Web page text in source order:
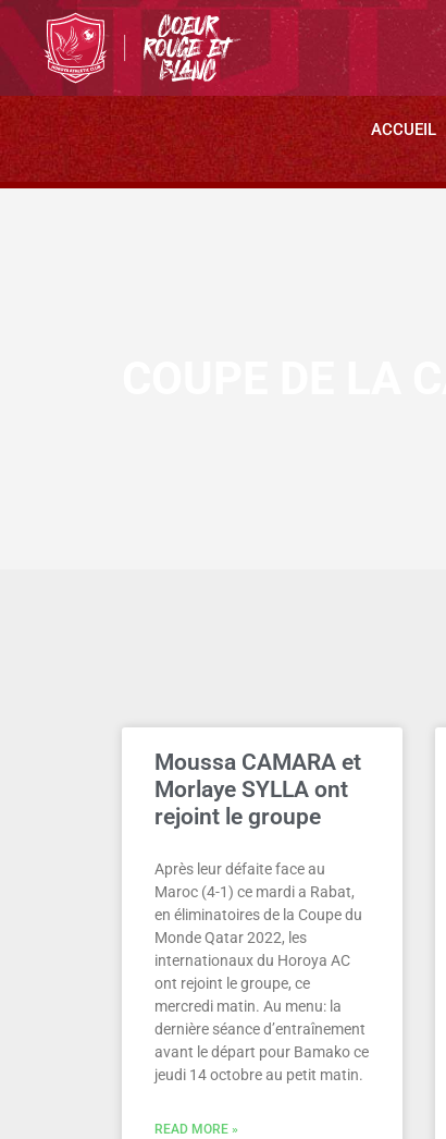
ACCUEIL
Moussa CAMARA et
Morlaye SYLLA ont
rejoint le groupe
Après leur défaite face au
Maroc (4-1) ce mardi a Rabat,
en éliminatoires de la Coupe du
Monde Qatar 2022, les
internationaux du Horoya AC
ont rejoint le groupe, ce
mercredi matin. Au menu: la
dernière séance d’entraînement
avant le départ pour Bamako ce
jeudi 14 octobre au petit matin.
READ MORE »